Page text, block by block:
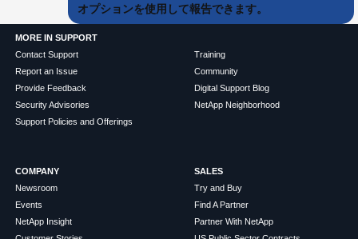
オプションを使用して報告できます。
MORE IN SUPPORT
Contact Support
Report an Issue
Provide Feedback
Security Advisories
Support Policies and Offerings
Training
Community
Digital Support Blog
NetApp Neighborhood
COMPANY
Newsroom
Events
NetApp Insight
SALES
Try and Buy
Find A Partner
Partner With NetApp